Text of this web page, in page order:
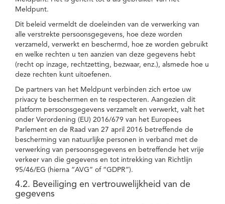
Meldpunt.
Dit beleid vermeldt de doeleinden van de verwerking van
alle verstrekte persoonsgegevens, hoe deze worden
verzameld, verwerkt en beschermd, hoe ze worden gebruikt
en welke rechten u ten aanzien van deze gegevens hebt
(recht op inzage, rechtzetting, bezwaar, enz.), alsmede hoe u
deze rechten kunt uitoefenen.
De partners van het Meldpunt verbinden zich ertoe uw
privacy te beschermen en te respecteren. Aangezien dit
platform persoonsgegevens verzamelt en verwerkt, valt het
onder Verordening (EU) 2016/679 van het Europees
Parlement en de Raad van 27 april 2016 betreffende de
bescherming van natuurlijke personen in verband met de
verwerking van persoonsgegevens en betreffende het vrije
verkeer van die gegevens en tot intrekking van Richtlijn
95/46/EG (hierna “AVG” of “GDPR”).
4.2. Beveiliging en vertrouwelijkheid van de
gegevens